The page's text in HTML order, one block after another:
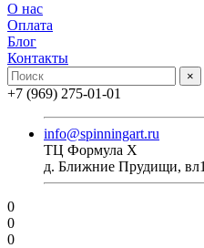
О нас
Оплата
Блог
Контакты
×
+7 (969) 275-01-01
info@spinningart.ru
ТЦ Формула X
д. Ближние Прудищи,
0
0
0